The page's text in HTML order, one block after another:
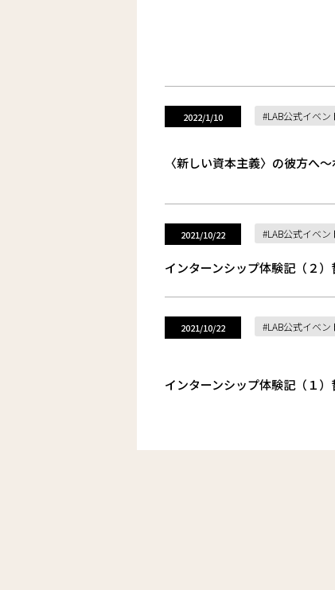
2022/1/10 LAB公式イベン
〈新しい資本主義〉の彼方へ
2021/10/22 LAB公式イベン
インターンシップ体験記（２
2021/10/22 LAB公式イベン
インターンシップ体験記（１